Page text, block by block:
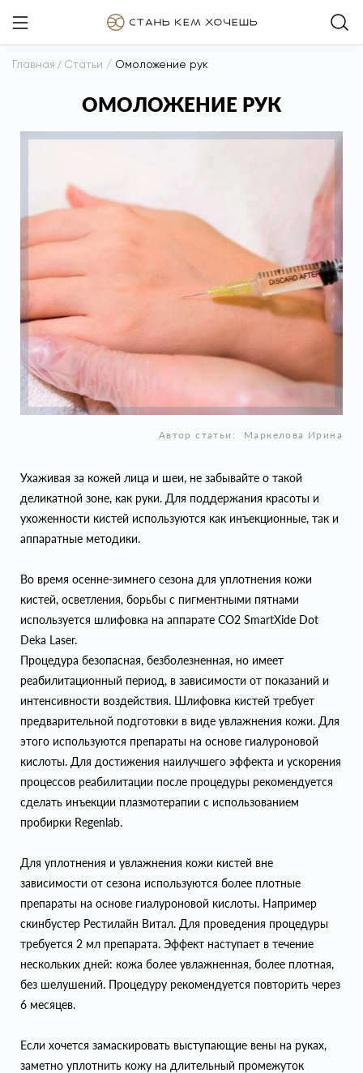
Главная / Статьи / Омоложение рук
ОМОЛОЖЕНИЕ РУК
Автор статьи: Маркелова Ирина
Ухаживая за кожей лица и шеи, не забывайте о такой
деликатной зоне, как руки. Для поддержания красоты и
ухоженности кистей используются как инъекционные, так и
аппаратные методики.
Во время осенне-зимнего сезона для уплотнения кожи
кистей, осветления, борьбы с пигментными пятнами
используется шлифовка на аппарате CO2 SmartXide Dot
Deka Laser.
Процедура безопасная, безболезненная, но имеет
реабилитационный период, в зависимости от показаний и
интенсивности воздействия. Шлифовка кистей требует
предварительной подготовки в виде увлажнения кожи. Для
этого используются препараты на основе гиалуроновой
кислоты. Для достижения наилучшего эффекта и ускорения
процессов реабилитации после процедуры рекомендуется
сделать инъекции плазмотерапии с использованием
пробирки Regenlab.
Для уплотнения и увлажнения кожи кистей вне
зависимости от сезона используются более плотные
препараты на основе гиалуроновой кислоты. Например
скинбустер Рестилайн Витал. Для проведения процедуры
требуется 2 мл препарата. Эффект наступает в течение
нескольких дней: кожа более увлажненная, более плотная,
без шелушений. Процедуру рекомендуется повторить через
6 месяцев.
Если хочется замаскировать выступающие вены на руках,
заметно уплотнить кожу на длительный промежуток